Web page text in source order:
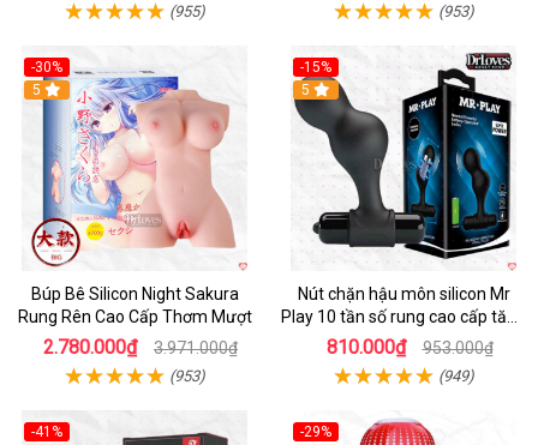
(955) (953)
-30%
Hot
5
Búp Bê Silicon Night Sakura
Rung Rên Cao Cấp Thơm Mượt
2.780.000₫ 3.971.000₫
(953)
-15%
Hot
5
Nút chặn hậu môn silicon Mr
Play 10 tần số rung cao cấp tăng
khoái cảm
810.000₫ 953.000₫
(949)
-41%
-29%